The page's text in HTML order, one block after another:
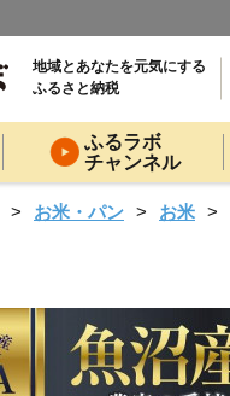
地域とあなたを元気にする
ふるさと納税
ふるラボ
チャンネル
お米・パン お米